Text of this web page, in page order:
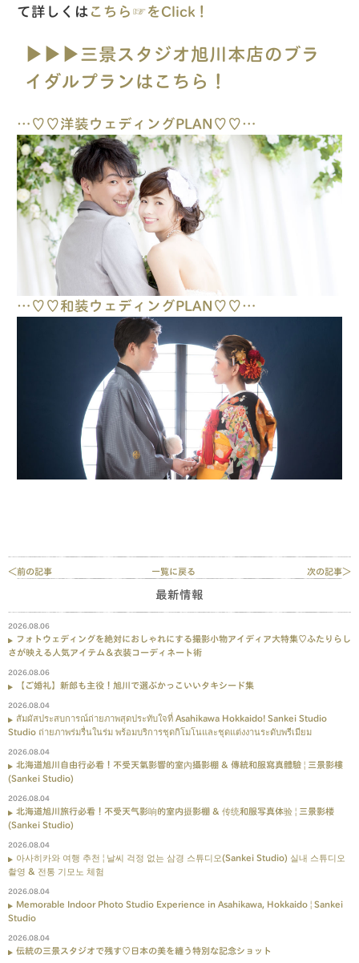
て詳しくは こちら☞をClick！
▶︎▶︎▶︎三景スタジオ旭川本店のブラ
イダルプランはこちら！
…♡♡洋装ウェディングPLAN♡♡…
…♡♡和装ウェディングPLAN♡♡…
＜前の記事 次の記事＞
一覧に戻る
最新情報
2026.08.06
フォトウェディングを絶対におしゃれにする撮影小物アイディア大特集♡ふたりらし
さが映える人気アイテム＆衣装コーディネート術
2026.08.06
【ご婚礼】新郎も主役！旭川で選ぶかっこいいタキシード集
2026.08.04
สัมผัสประสบการณ์ถ่ายภาพสุดประทับใจที่ Asahikawa Hokkaido! Sankei Studio
Studio ถ่ายภาพร่มรื่นในร่ม พร้อมบริการชุดกิโมโนและชุดแต่งงานระดับพรีเมียม
2026.08.04
北海道旭川自由行必看！不受天氣影響的室內攝影棚 & 傳統和服寫真體驗 | 三景影樓
(Sankei Studio)
2026.08.04
北海道旭川旅行必看！不受天气影响的室内摄影棚 & 传统和服写真体验 | 三景影楼
(Sankei Studio)
2026.08.04
아사히카와 여행 추천 | 날씨 걱정 없는 삼경 스튜디오(Sankei Studio) 실내 스튜디오
촬영 & 전통 기모노 체험
2026.08.04
Memorable Indoor Photo Studio Experience in Asahikawa, Hokkaido | Sankei
Studio
2026.08.04
伝統の三景スタジオで残す♡日本の美を纏う特別な記念ショット